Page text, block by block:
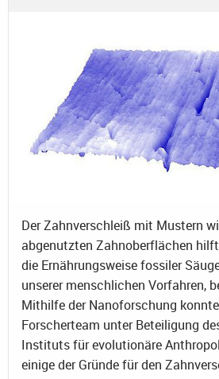
Der Zahnverschleiß mit Mustern
abgenutzten Zahnoberflächen
die Ernährungsweise fossiler
unserer menschlichen Vorfahren,
Mithilfe der Nanoforschung
Forscherteam unter Beteiligung
Instituts für evolutionäre
einige der Gründe für den